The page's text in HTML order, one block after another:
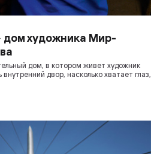
художника Мир-
дом, в котором живет художник
двор, насколько хватает глаз,